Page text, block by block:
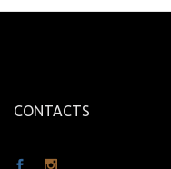
CONTACTS